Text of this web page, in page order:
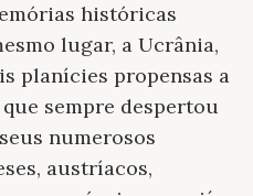
históricas
lugar, a Ucrânia,
planícies propensas a
sempre despertou
numerosos
austríacos,